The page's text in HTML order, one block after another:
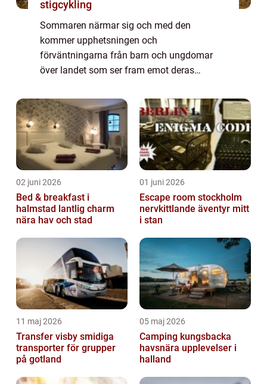
stigcykling
Sommaren närmar sig och med den
kommer upphetsningen och
förväntningarna från barn och ungdomar
över landet som ser fram emot deras
förkortning av koloni, ä...
02 juni 2026
Bed & breakfast i
halmstad lantlig charm
nära hav och stad
01 juni 2026
Escape room stockholm
nervkittlande äventyr mitt
i stan
11 maj 2026
Transfer visby smidiga
transporter för grupper
på gotland
05 maj 2026
Camping kungsbacka
havsnära upplevelser i
halland